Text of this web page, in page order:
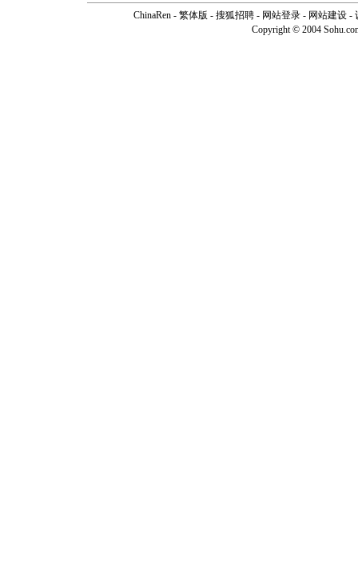
ChinaRen - 繁体版 - 搜狐招聘 - 网站登录 - 网站建设 -
Copyright © 2004